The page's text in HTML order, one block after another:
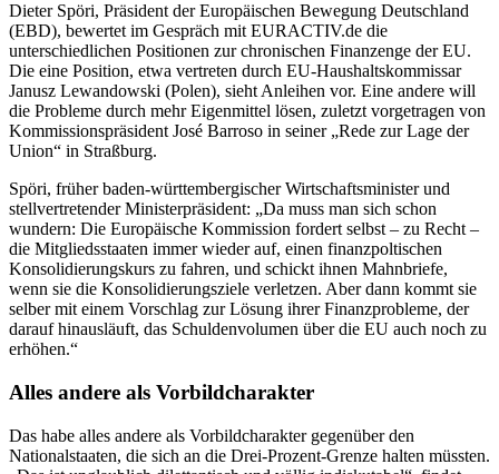
Dieter Spöri, Präsident der Europäischen Bewegung Deutschland
(EBD), bewertet im Gespräch mit EURACTIV.de die
unterschiedlichen Positionen zur chronischen Finanzenge der EU.
Die eine Position, etwa vertreten durch EU-Haushaltskommissar
Janusz Lewandowski (Polen), sieht Anleihen vor. Eine andere will
die Probleme durch mehr Eigenmittel lösen, zuletzt vorgetragen von
Kommissionspräsident José Barroso in seiner „Rede zur Lage der
Union“ in Straßburg.
Spöri, früher baden-württembergischer Wirtschaftsminister und
stellvertretender Ministerpräsident: „Da muss man sich schon
wundern: Die Europäische Kommission fordert selbst – zu Recht –
die Mitgliedsstaaten immer wieder auf, einen finanzpoltischen
Konsolidierungskurs zu fahren, und schickt ihnen Mahnbriefe,
wenn sie die Konsolidierungsziele verletzen. Aber dann kommt sie
selber mit einem Vorschlag zur Lösung ihrer Finanzprobleme, der
darauf hinausläuft, das Schuldenvolumen über die EU auch noch zu
erhöhen.“
Alles andere als Vorbildcharakter
Das habe alles andere als Vorbildcharakter gegenüber den
Nationalstaaten, die sich an die Drei-Prozent-Grenze halten müssten.